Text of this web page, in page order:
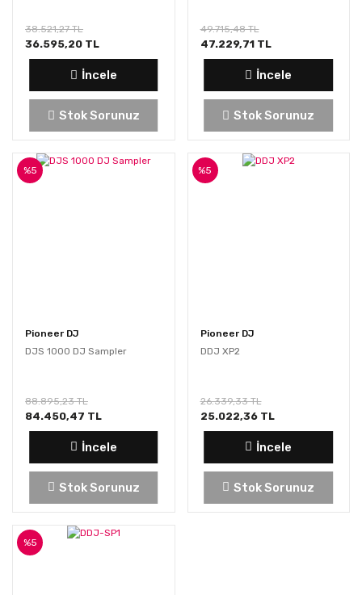
38.521,27 TL
36.595,20 TL
İncele
Stok Sorunuz
49.715,48 TL
47.229,71 TL
İncele
Stok Sorunuz
Pioneer DJ
DJS 1000 DJ Sampler
%5
88.895,23 TL
84.450,47 TL
İncele
Stok Sorunuz
Pioneer DJ
DDJ XP2
%5
26.339,33 TL
25.022,36 TL
İncele
Stok Sorunuz
%5